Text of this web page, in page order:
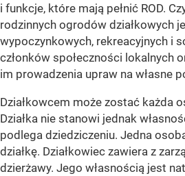
i funkcje, które mają pełnić ROD.
rodzinnych ogrodów działkowych
wypoczynkowych, rekreacyjnych i
członków społeczności lokalnych
im prowadzenia upraw na własne
Działkowcem może zostać każda
Działka nie stanowi jednak
podlega dziedziczeniu. Jedna
działkę. Działkowiec zawiera z
dzierżawy. Jego własnością jest